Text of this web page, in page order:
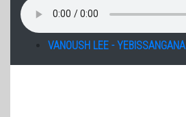
VANOUSH LEE - YEBISSANGANA